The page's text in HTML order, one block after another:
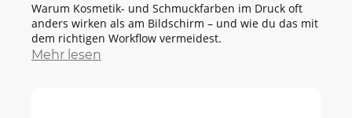
Warum Kosmetik- und Schmuckfarben im Druck oft
anders wirken als am Bildschirm – und wie du das mit
dem richtigen Workflow vermeidest.
Mehr lesen